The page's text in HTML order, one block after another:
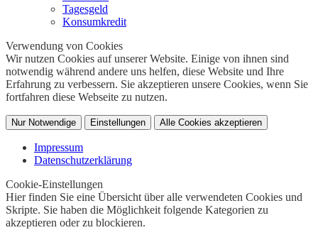
Tagesgeld
Konsumkredit
Verwendung von Cookies
Wir nutzen Cookies auf unserer Website. Einige von ihnen sind
notwendig während andere uns helfen, diese Website und Ihre
Erfahrung zu verbessern. Sie akzeptieren unsere Cookies, wenn Sie
fortfahren diese Webseite zu nutzen.
Nur Notwendige Einstellungen Alle Cookies akzeptieren
Impressum
Datenschutzerklärung
Cookie-Einstellungen
Hier finden Sie eine Übersicht über alle verwendeten Cookies und
Skripte. Sie haben die Möglichkeit folgende Kategorien zu
akzeptieren oder zu blockieren.